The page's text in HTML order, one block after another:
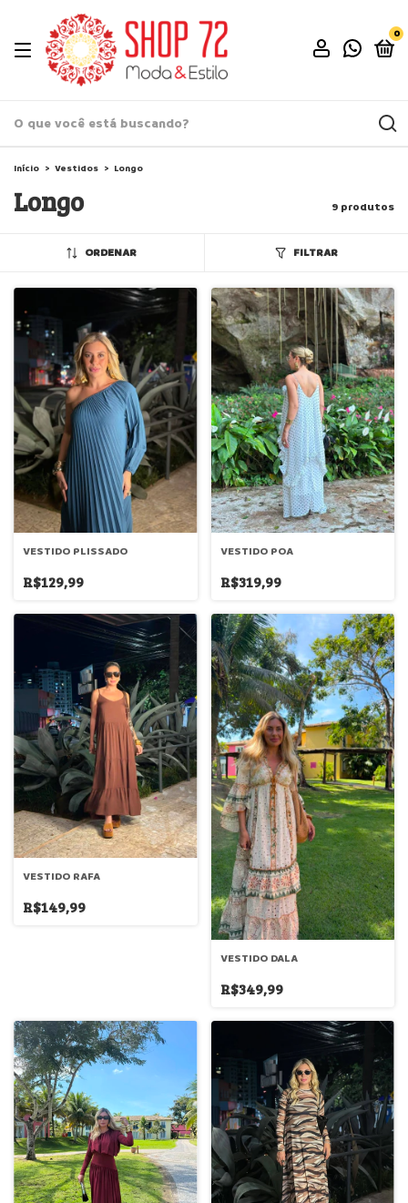
0
Início > Vestidos > Longo
Longo 9 produtos
ORDENAR FILTRAR
VESTIDO PLISSADO
R$129,99
VESTIDO POA
R$319,99
VESTIDO RAFA
R$149,99
VESTIDO DALA
R$349,99